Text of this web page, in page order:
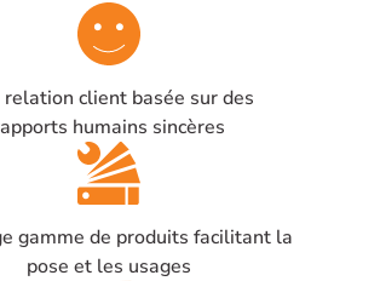
relation client basée sur des
humains sincères
gamme de produits facilitant la
pose et les usages